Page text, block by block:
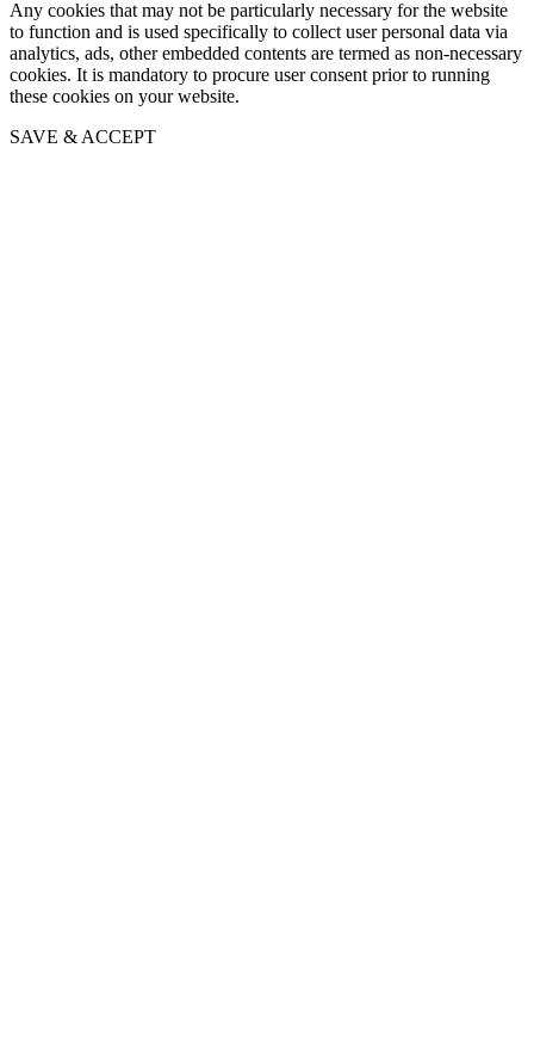
Any cookies that may not be particularly necessary for the website
to function and is used specifically to collect user personal data via
analytics, ads, other embedded contents are termed as non-necessary
cookies. It is mandatory to procure user consent prior to running
these cookies on your website.
SAVE & ACCEPT